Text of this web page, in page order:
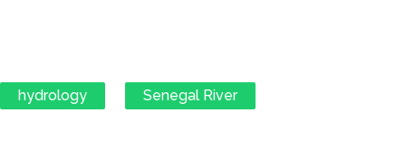
hydrology Senegal River